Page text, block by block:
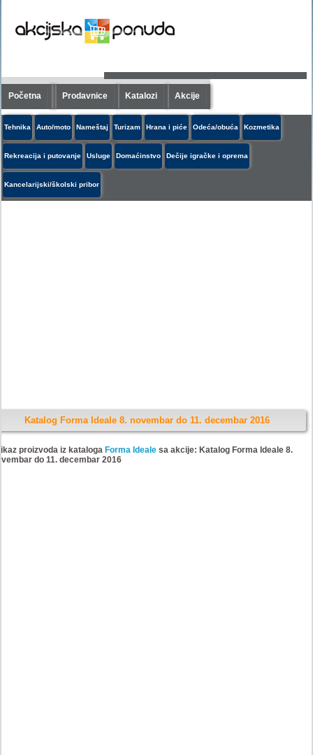
Početna Prodavnice Katalozi Akcije
Tehnika Auto/moto Nameštaj Turizam Hrana i piće Odeća/obuća Kozmetika
Rekreacija i putovanje Usluge Domaćinstvo Dečije igračke i oprema
Kancelarijski/školski pribor
Katalog Forma Ideale 8. novembar do 11. decembar 2016
proizvoda iz kataloga Forma Idealesa akcije: Katalog Forma Ideale 8.
do 11. decembar 2016